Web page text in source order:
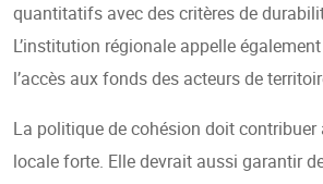
quantitatifs avec des critères de
L’institution régionale appelle
l’accès aux fonds des acteurs de
La politique de cohésion doit
locale forte. Elle devrait aussi garantir